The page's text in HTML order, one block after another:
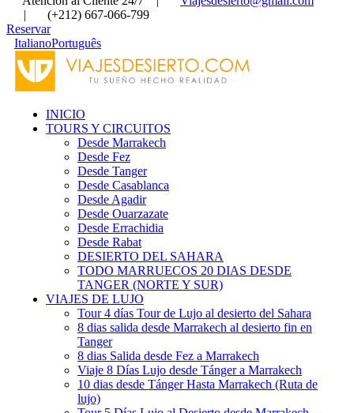
|
(+212) 667-066-799
Reservar
ItalianoPortuguês
INICIO
TOURS Y CIRCUITOS
Desde Marrakech
Desde Fez
Desde Tanger
Desde Casablanca
Desde Agadir
Desde Ouarzazate
Desde Errachidia
Desde Rabat
DESIERTO DEL SAHARA
TODO MARRUECOS 20 DIAS DESDE
TANGER (NORTE Y SUR)
VIAJES DE LUJO
Tour 4 días Tour de Lujo al desierto del Sahara
8 dias salida desde Marrakech al desierto fin en
Tanger
8 dias Salida desde Fez a Marrakech
Viaje 8 Días Lujo desde Tánger a Marrakech
10 dias desde Tánger Hasta Marrakech (Ruta de
lujo)